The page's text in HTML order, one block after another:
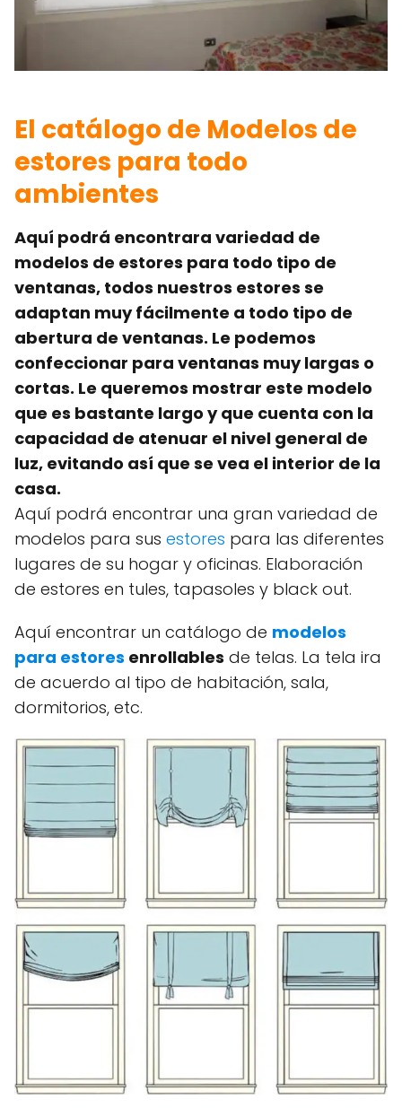
El catálogo de Modelos de
estores para todo
ambientes
Aquí podrá encontrara variedad de
modelos de estores para todo tipo de
ventanas, todos nuestros estores se
adaptan muy fácilmente a todo tipo de
abertura de ventanas. Le podemos
confeccionar para ventanas muy largas o
cortas. Le queremos mostrar este modelo
que es bastante largo y que cuenta con la
capacidad de atenuar el nivel general de
luz, evitando así que se vea el interior de la
casa.
Aquí podrá encontrar una gran variedad de
modelos para sus estores para las diferentes
lugares de su hogar y oficinas. Elaboración
de estores en tules, tapasoles y black out.
Aquí encontrar un catálogo de modelos
para estores enrollables de telas. La tela ira
de acuerdo al tipo de habitación, sala,
dormitorios, etc.